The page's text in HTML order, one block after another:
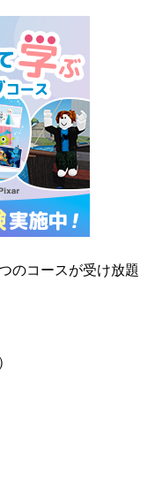
のコースが受け放題